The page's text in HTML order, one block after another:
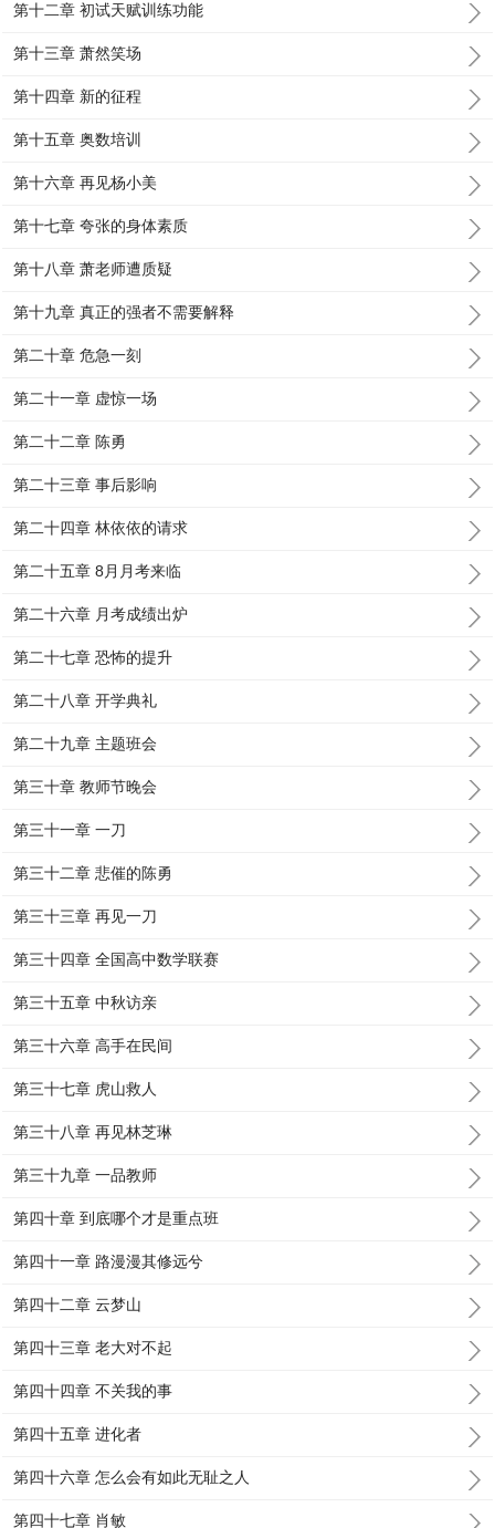
第十二章 初试天赋训练功能
第十三章 萧然笑场
第十四章 新的征程
第十五章 奥数培训
第十六章 再见杨小美
第十七章 夸张的身体素质
第十八章 萧老师遭质疑
第十九章 真正的强者不需要解释
第二十章 危急一刻
第二十一章 虚惊一场
第二十二章 陈勇
第二十三章 事后影响
第二十四章 林依依的请求
第二十五章 8月月考来临
第二十六章 月考成绩出炉
第二十七章 恐怖的提升
第二十八章 开学典礼
第二十九章 主题班会
第三十章 教师节晚会
第三十一章 一刀
第三十二章 悲催的陈勇
第三十三章 再见一刀
第三十四章 全国高中数学联赛
第三十五章 中秋访亲
第三十六章 高手在民间
第三十七章 虎山救人
第三十八章 再见林芝琳
第三十九章 一品教师
第四十章 到底哪个才是重点班
第四十一章 路漫漫其修远兮
第四十二章 云梦山
第四十三章 老大对不起
第四十四章 不关我的事
第四十五章 进化者
第四十六章 怎么会有如此无耻之人
第四十七章 肖敏